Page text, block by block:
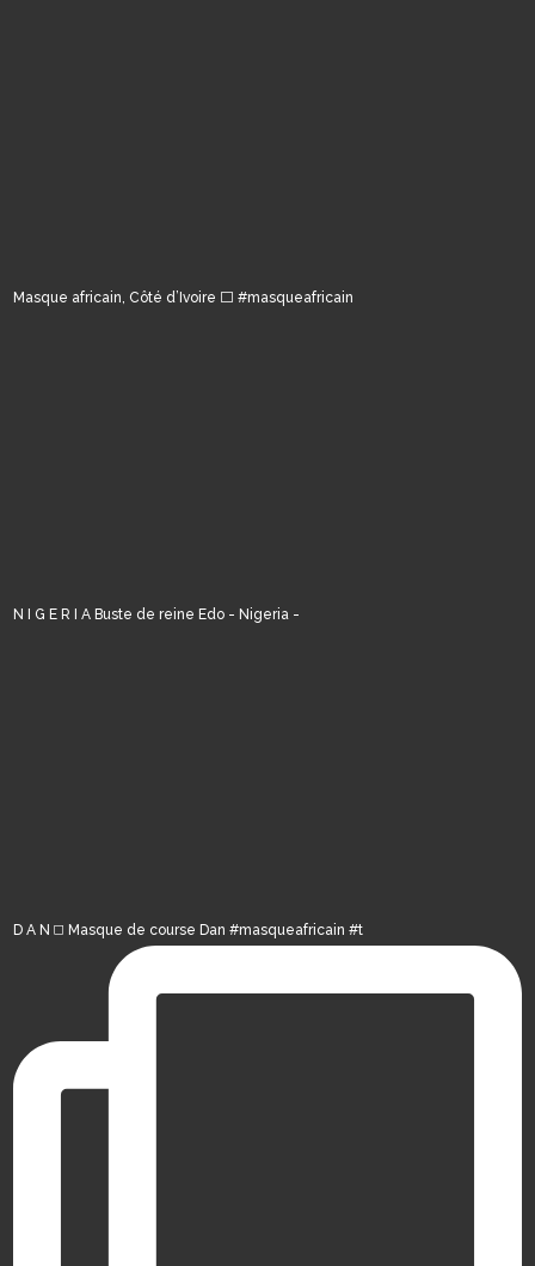
Masque africain, Côté d’Ivoire ⬜️ #masqueafricain
N I G E R I A Buste de reine Edo - Nigeria -
D A N ◻️ Masque de course Dan #masqueafricain #t